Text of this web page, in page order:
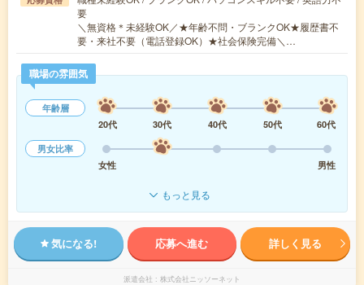
要
＼無資格＊未経験OK／★年齢不問・ブランクOK★履歴書不
要・来社不要（電話登録OK）★社会保険完備＼…
職場の雰囲気
年齢層
20代
30代 40代 50代
60代
男女比率
女性
男性
もっと見る
気になる! 応募へ進む 詳しく見る
派遣会社 株式会社ニッソーネット